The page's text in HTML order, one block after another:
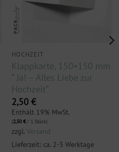
HOCHZEIT
Klappkarte, 150×150 mm
“ Ja! – Alles Liebe zur
Hochzeit“
2,50 €
Enthält 19% MwSt.
(2,50€/ 1 Stück)
zzgl. Versand
Lieferzeit: ca. 2-3 Werktage